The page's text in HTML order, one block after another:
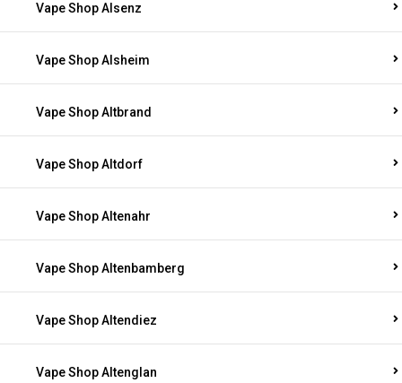
Vape Shop Alsenz
Vape Shop Alsheim
Vape Shop Altbrand
Vape Shop Altdorf
Vape Shop Altenahr
Vape Shop Altenbamberg
Vape Shop Altendiez
Vape Shop Altenglan